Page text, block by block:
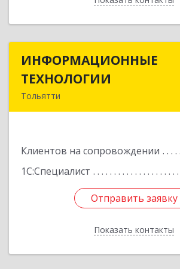
ИНФОРМАЦИОННЫЕ
ТЕХНОЛОГИИ
Тольятти
Клиентов на сопровождении
1С:Специалист
Отправить заявку
Показать контакты
Отправить заявку
Назад